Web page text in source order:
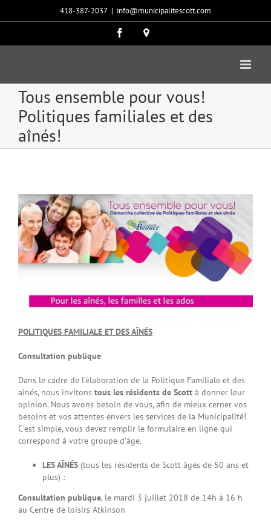
418-387-2037 | info@municipalitescott.com
Facebook
Carte
Tous ensemble pour vous!
Politiques familiales et des
aînés!
POLITIQUES FAMILIALE ET DES AÎNÉS
Consultation publique
Dans le cadre de l’élaboration de la Politique Familiale et des
aînés, nous invitons tous les résidents de Scott à donner leur
opinion. Nous avons besoin de vous, afin de mieux cerner vos
besoins et vos attentes envers les services de la Municipalité!
C’est simple, vous devez remplir le formulaire en ligne qui
correspond à votre groupe d’âge.
LES AÎNÉS (tous les résidents de Scott âgés de 50 ans et
plus) :
Consultation publique, le mardi 3 juillet 2018 de 14h à 16 h
au Centre de loisirs Atkinson